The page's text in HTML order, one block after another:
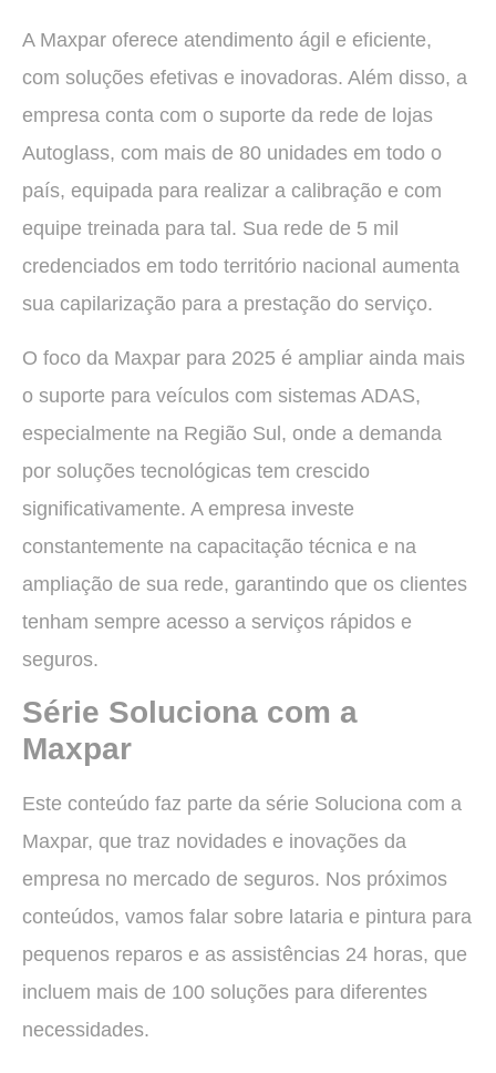
A Maxpar oferece atendimento ágil e eficiente,
com soluções efetivas e inovadoras. Além disso, a
empresa conta com o suporte da rede de lojas
Autoglass, com mais de 80 unidades em todo o
país, equipada para realizar a calibração e com
equipe treinada para tal. Sua rede de 5 mil
credenciados em todo território nacional aumenta
sua capilarização para a prestação do serviço.
O foco da Maxpar para 2025 é ampliar ainda mais
o suporte para veículos com sistemas ADAS,
especialmente na Região Sul, onde a demanda
por soluções tecnológicas tem crescido
significativamente. A empresa investe
constantemente na capacitação técnica e na
ampliação de sua rede, garantindo que os clientes
tenham sempre acesso a serviços rápidos e
seguros.
Série Soluciona com a
Maxpar
Este conteúdo faz parte da série Soluciona com a
Maxpar, que traz novidades e inovações da
empresa no mercado de seguros. Nos próximos
conteúdos, vamos falar sobre lataria e pintura para
pequenos reparos e as assistências 24 horas, que
incluem mais de 100 soluções para diferentes
necessidades.